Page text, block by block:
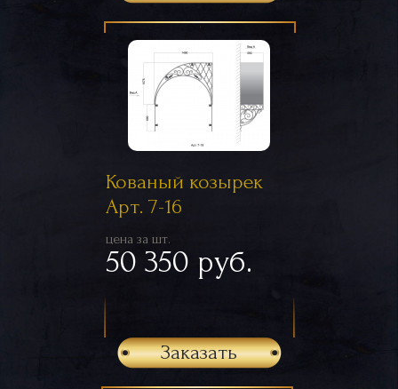
Кованый козырек
Арт. 7-16
цена за шт.
50 350 руб.
Заказать